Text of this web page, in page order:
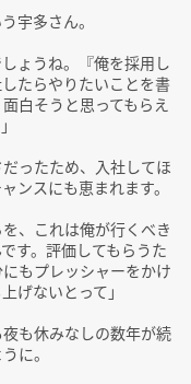
宇多さん。
ょうね。『俺を採用し
たらやりたいことを書
白そうと思ってもらえ
ったため、入社してほ
ンスにも恵まれます。
、これは俺が行くべき
す。評価してもらうた
もプレッシャーをかけ
げないとって」
も休みなしの数年が続
に。